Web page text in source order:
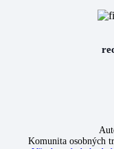
Komunita osobných